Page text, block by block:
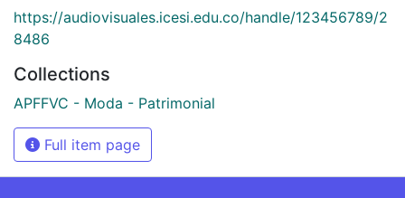
https://audiovisuales.icesi.edu.co/handle/123456789/2
8486
Collections
APFFVC - Moda - Patrimonial
Full item page